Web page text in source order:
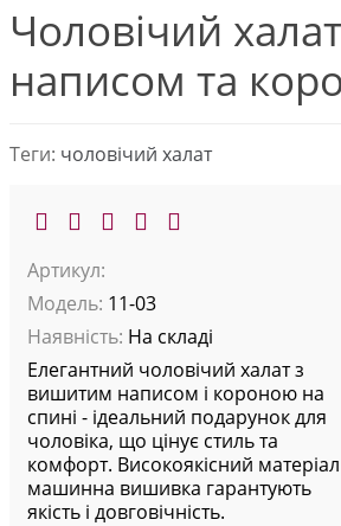
Чоловічий
написом та
Теги: чоловічий халат
Артикул:
Модель: 11-03
Наявність: На складі
Елегантний чоловічий халат з
вишитим написом і короною на
спині - ідеальний подарунок для
чоловіка, що цінує стиль та
комфорт. Високоякісний матеріал
машинна вишивка гарантують
якість і довговічність.